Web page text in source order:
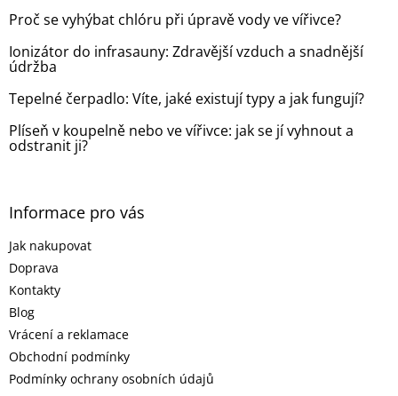
Proč se vyhýbat chlóru při úpravě vody ve vířivce?
Ionizátor do infrasauny: Zdravější vzduch a snadnější
údržba
Tepelné čerpadlo: Víte, jaké existují typy a jak fungují?
Plíseň v koupelně nebo ve vířivce: jak se jí vyhnout a
odstranit ji?
Informace pro vás
Jak nakupovat
Doprava
Kontakty
Blog
Vrácení a reklamace
Obchodní podmínky
Podmínky ochrany osobních údajů